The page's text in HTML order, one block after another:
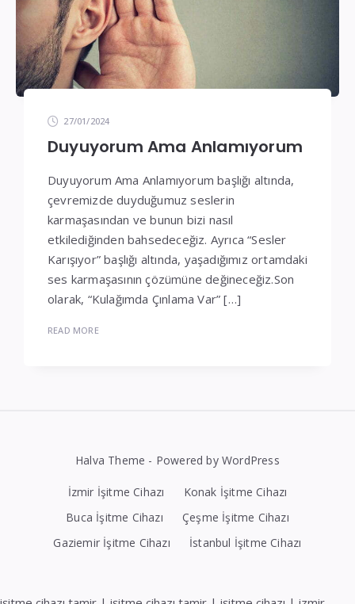
27/01/2024
Duyuyorum Ama Anlamıyorum
Duyuyorum Ama Anlamıyorum başlığı altında,
çevremizde duyduğumuz seslerin
karmaşasından ve bunun bizi nasıl
etkilediğinden bahsedeceğiz. Ayrıca “Sesler
Karışıyor” başlığı altında, yaşadığımız ortamdaki
ses karmaşasının çözümüne değineceğiz.Son
olarak, “Kulağımda Çınlama Var” […]
READ MORE
Halva Theme - Powered by WordPress
İzmir İşitme Cihazı
Konak İşitme Cihazı
Buca İşitme Cihazı
Çeşme İşitme Cihazı
Gaziemir İşitme Cihazı
İstanbul İşitme Cihazı